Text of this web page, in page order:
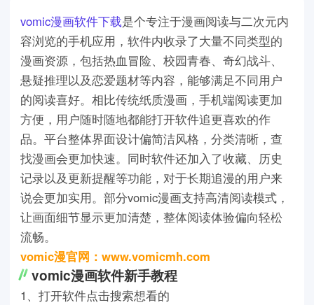
vomic漫画软件下载是个专注于漫画阅读与二次元内
容浏览的手机应用，软件内收录了大量不同类型的
漫画资源，包括热血冒险、校园青春、奇幻战斗、
悬疑推理以及恋爱题材等内容，能够满足不同用户
的阅读喜好。相比传统纸质漫画，手机端阅读更加
方便，用户随时随地都能打开软件追更喜欢的作
品。平台整体界面设计偏简洁风格，分类清晰，查
找漫画会更加快速。同时软件还加入了收藏、历史
记录以及更新提醒等功能，对于长期追漫的用户来
说会更加实用。部分vomic漫画支持高清阅读模式，
让画面细节显示更加清楚，整体阅读体验偏向轻松
流畅。
vomic漫官网：www.vomicmh.com
vomic漫画软件新手教程
1、打开软件点击搜索想看的